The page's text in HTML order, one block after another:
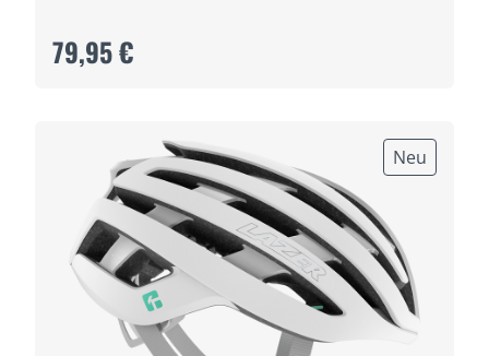
79,95 €
Neu